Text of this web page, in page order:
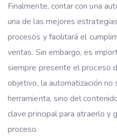
Finalmente, contar con una
una de las mejores
procesos y facilitará el
ventas. Sin embargo, es
siempre presente el proceso
objetivo, la automatización no
herramienta, sino del
clave principal para atraerlo y
proceso.